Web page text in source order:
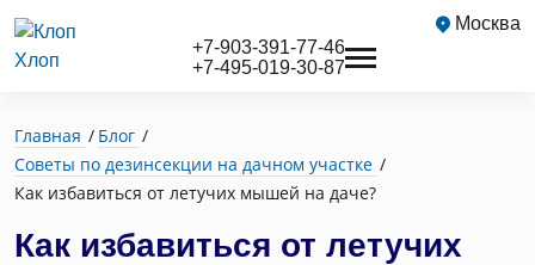
Москва
+7-903-391-77-46
+7-495-019-30-87
Главная
Блог
Советы по дезинсекции на дачном участке
Как избавиться от летучих мышей на даче?
Как избавиться от летучих